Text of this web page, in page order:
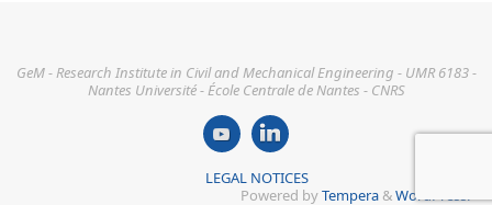
GeM - Research Institute in Civil and Mechanical Engineering - UMR 6183 -
Nantes Université - École Centrale de Nantes - CNRS
LEGAL NOTICES
Powered byTempera &WordPress.